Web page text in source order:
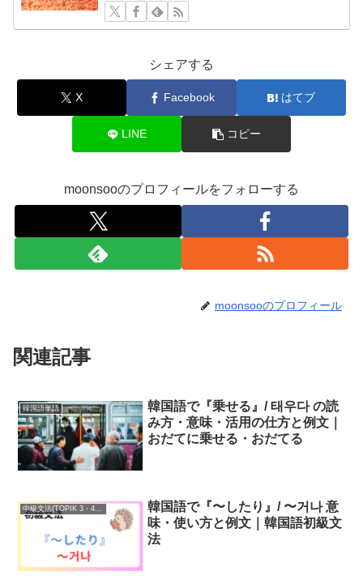
シェアする
X Facebook はてブ
LINE コピー
moonsooのプロフィールをフォローする
moonsooのプロフィール
関連記事
韓国語単語
韓国語で『乗せる』/ 태우다 の読
み方・意味・活用の仕方と例文｜
おだてに乗せる・おだてる
中級文法(TOPIK 3・4級)
韓国語で『〜したり』/ 〜거나 意
味・使い方と例文｜韓国語初級文
法